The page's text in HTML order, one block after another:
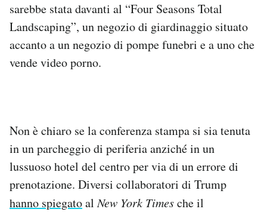
sarebbe stata davanti al “Four Seasons Total
Landscaping”, un negozio di giardinaggio situato
accanto a un negozio di pompe funebri e a uno che
vende video porno.
Non è chiaro se la conferenza stampa si sia tenuta
in un parcheggio di periferia anziché in un
lussuoso hotel del centro per via di un errore di
prenotazione. Diversi collaboratori di Trump
hanno spiegatoalNew York Timesche il